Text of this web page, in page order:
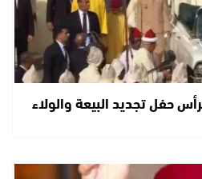
حفل تجديد البيعة والولاء